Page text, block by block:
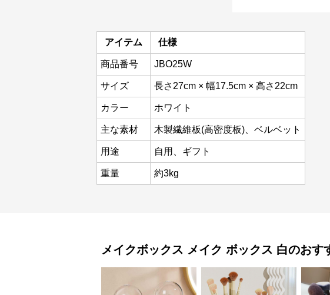
アイテム 仕様
商品番号 JBO25W
サイズ 長さ27cm × 幅17.5cm × 高さ22cm
カラー ホワイト
主な素材 木製繊維板(高密度板)、ベルベット
用途 自用、ギフト
重量 約3kg
メイクボックス メイク ボックス 白のおす